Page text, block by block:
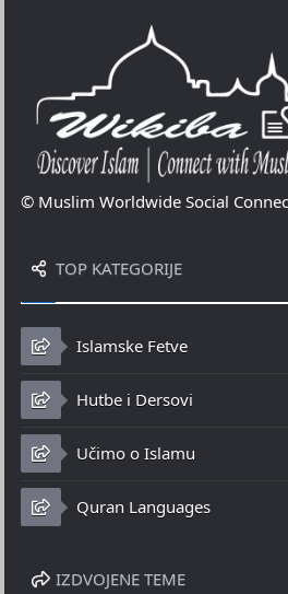
© Muslim Worldwide Social
TOP KATEGORIJE
Islamske Fetve
Hutbe i Dersovi
Učimo o Islamu
Quran Languages
IZDVOJENE TEME